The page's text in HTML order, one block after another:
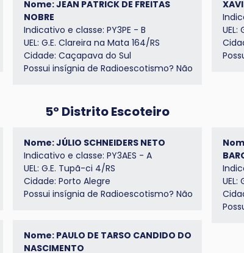
Nome: JEAN PATRICK DE FREITAS
NOBRE
Indicativo e classe: PY3PE - B
UEL: G.E. Clareira na Mata 164/RS
Cidade: Caçapava do Sul
Possui insígnia de Radioescotismo? Não
UEL:
5º Distrito Escoteiro
Nome: JÚLIO SCHNEIDERS NETO
Indicativo e classe: PY3AES - A
UEL: G.E. Tupã-ci 4/RS
Cidade: Porto Alegre
Possui insígnia de Radioescotismo? Não
Nome: PAULO DE TARSO CANDIDO DO
NASCIMENTO
UEL: